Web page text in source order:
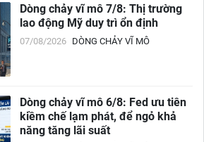
Dòng chảy vĩ mô 7/8: Thị trường
lao động Mỹ duy trì ổn định
07/08/2026 DÒNG CHẢY VĨ MÔ
Dòng chảy vĩ mô 6/8: Fed ưu tiên
kiềm chế lạm phát, để ngỏ khả
năng tăng lãi suất